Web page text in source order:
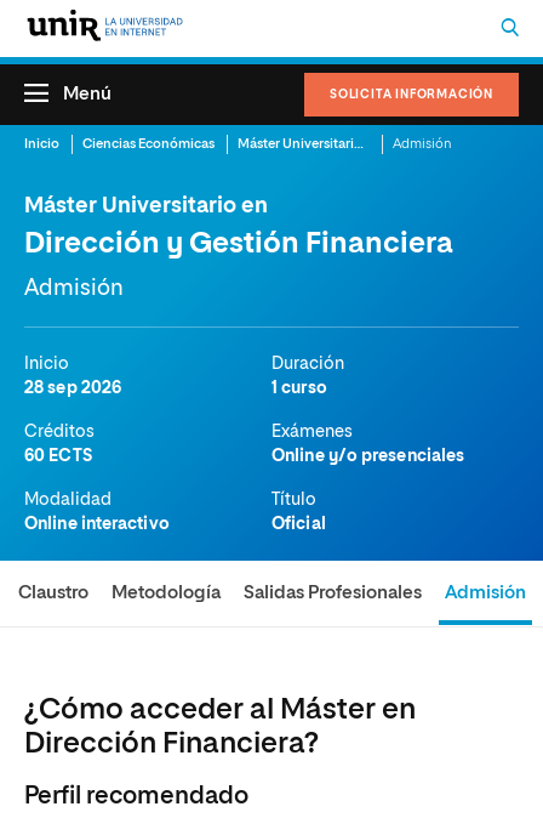
SOLICITA INFORMACIÓN
Menú
Inicio Ciencias Económicas Máster Universitario en Dirección y Gestión Financiera Admisión
Máster Universitario en
Dirección y Gestión Financiera
Admisión
Inicio
28 sep 2026
Duración
1 curso
Créditos
60 ECTS
Exámenes
Online y/o presenciales
Modalidad
Online interactivo
Título
Oficial
Claustro Metodología Salidas Profesionales Admisión
¿Cómo acceder al Máster en
Dirección Financiera?
Perfil recomendado